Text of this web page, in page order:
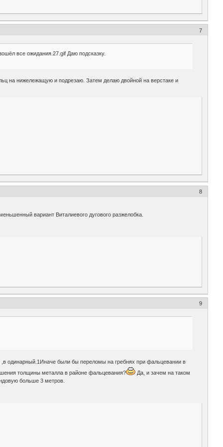
7
все ожидания.27.gif Даю подсказку.
на нижележащую и подрезаю. Затем делаю двойной на верстаке и
8
вариант Виталиевого дугового разжелобка.
9
,в одинарный.1Иначе были бы переломы на гребнях при фальцевании в
толщины металла в районе фальцевания?
Да, и зачем на таком
больше 3 метров.